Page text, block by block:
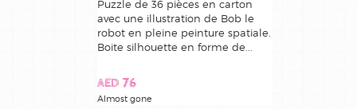
Puzzle de 36 pièces en carton
avec une illustration de Bob le
robot en pleine peinture spatiale.
Boite silhouette en forme de...
AED 76
Almost gone